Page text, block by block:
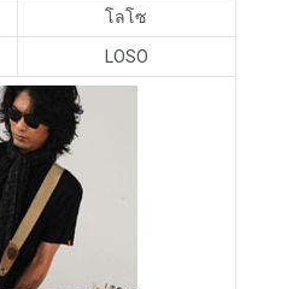
โลโซ
LOSO